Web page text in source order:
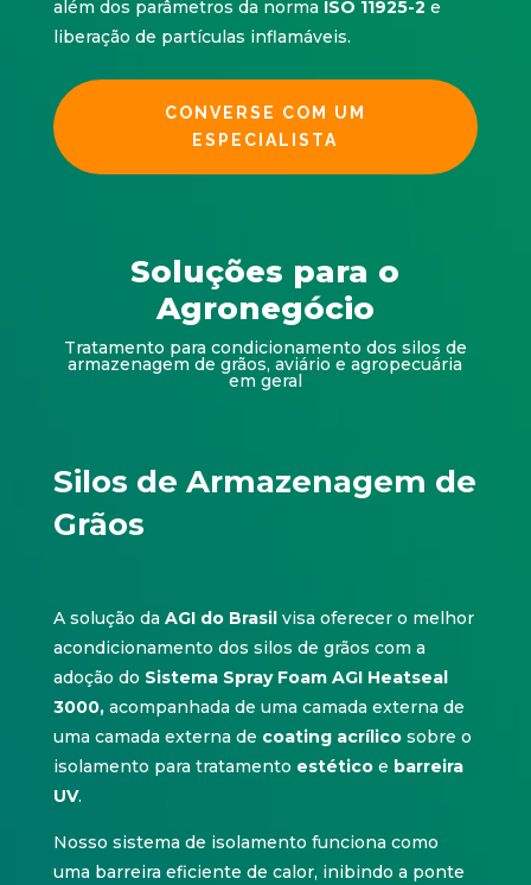
além dos parâmetros da norma ISO 11925-2 e
liberação de partículas inflamáveis.
CONVERSE COM UM
ESPECIALISTA
Soluções para o
Agronegócio
Tratamento para condicionamento dos silos de
armazenagem de grãos, aviário e agropecuária
em geral
Silos de Armazenagem de
Grãos
A solução da AGI do Brasilvisa oferecer o melhor
acondicionamento dos silos de grãos com a
adoção do Sistema Spray Foam AGI Heatseal
3000,acompanhada de uma camada externa de
uma camada externa de coating acrílicosobre o
isolamento para tratamento estéticoe barreira
UV.
Nosso sistema de isolamento funciona como
uma barreira eficiente de calor, inibindo a ponte